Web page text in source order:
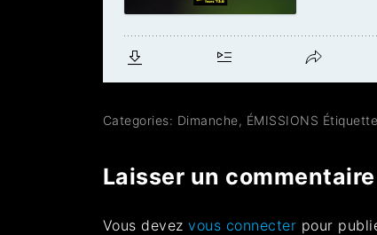
Categories: Dimanche, ÉMISSIONS
Laisser un commentaire
Vous devezvous connecter pour